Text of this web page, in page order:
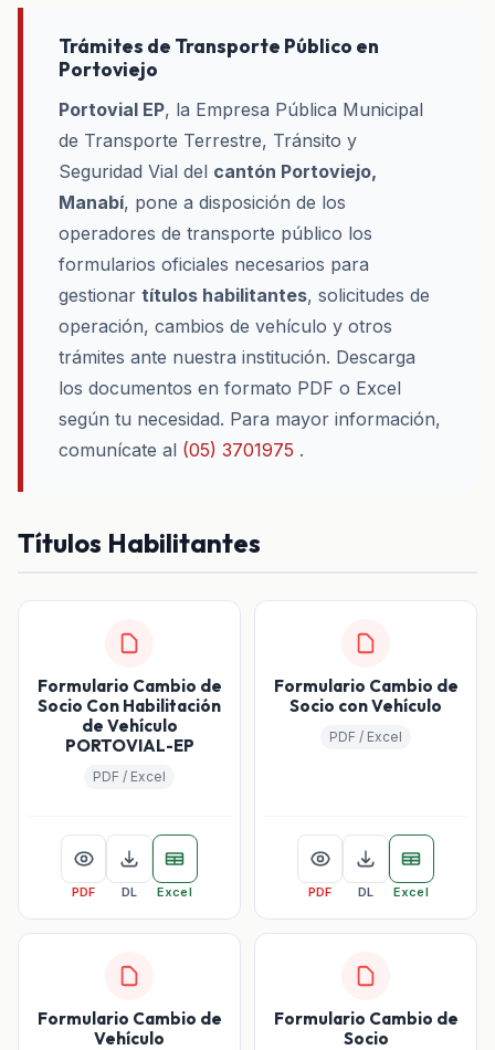
Trámites de Transporte Público en
Portoviejo
Portovial EP, la Empresa Pública Municipal
de Transporte Terrestre, Tránsito y
Seguridad Vial del cantón Portoviejo,
Manabí, pone a disposición de los
operadores de transporte público los
formularios oficiales necesarios para
gestionar títulos habilitantes, solicitudes de
operación, cambios de vehículo y otros
trámites ante nuestra institución. Descarga
los documentos en formato PDF o Excel
según tu necesidad. Para mayor información,
comunícate al (05) 3701975 .
Títulos Habilitantes
Formulario Cambio de
Socio Con Habilitación
de Vehículo
PORTOVIAL-EP
PDF / Excel
PDF DL Excel
Formulario Cambio de
Socio con Vehículo
PDF / Excel
PDF DL Excel
Formulario Cambio de
Vehículo
Formulario Cambio de
Socio